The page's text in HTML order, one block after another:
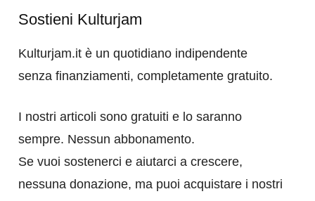
Sostieni Kulturjam
Kulturjam.it è un quotidiano indipendente
senza finanziamenti, completamente gratuito.
I nostri articoli sono gratuiti e lo saranno
sempre. Nessun abbonamento.
Se vuoi sostenerci e aiutarci a crescere,
nessuna donazione, ma puoi acquistare i nostri